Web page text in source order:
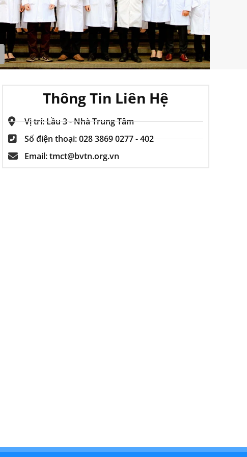
Thông Tin Liên Hệ
Vị trí: Lầu 3 - Nhà Trung Tâm
Số điện thoại: 028 3869 0277 - 402
Email: tmct@bvtn.org.vn